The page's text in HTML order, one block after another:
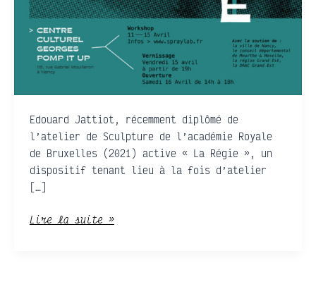
Edouard Jattiot, récemment diplômé de
l’atelier de Sculpture de l’académie Royale
de Bruxelles (2021) active « La Régie », un
dispositif tenant lieu à la fois d’atelier
[…]
Lire la suite »